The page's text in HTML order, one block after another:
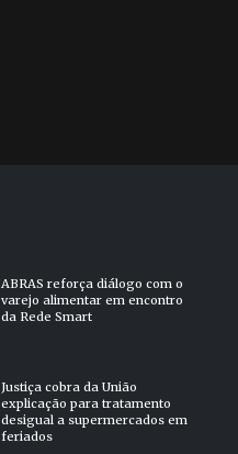
ABRAS reforça diálogo com o
varejo alimentar em encontro
da Rede Smart
Justiça cobra da União
explicação para tratamento
desigual a supermercados em
feriados